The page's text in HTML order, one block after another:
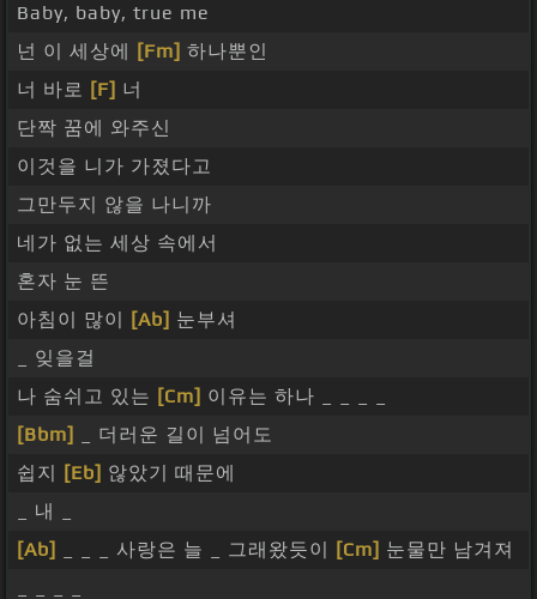
Baby, baby, true me
넌 이 세상에
[Fm] 하나뿐인
너 바로 [F] 너
단짝 꿈에 와주신
이것을 니가 가졌다고
그만두지 않을 나니까
네가 없는 세상 속에서
혼자 눈 뜬
아침이 많이
[Ab] 눈부셔
_ 잊을걸
나 숨쉬고 있는 [Cm] 이유는 하나 _ _ _ _
[Bbm]
_ 더러운 길이 넘어도
쉽지
[Eb] 않았기 때문에
_ 내 _
[Ab]
_ _ _ 사랑은 늘 _ 그래왔듯이 [Cm] 눈물만 남겨져